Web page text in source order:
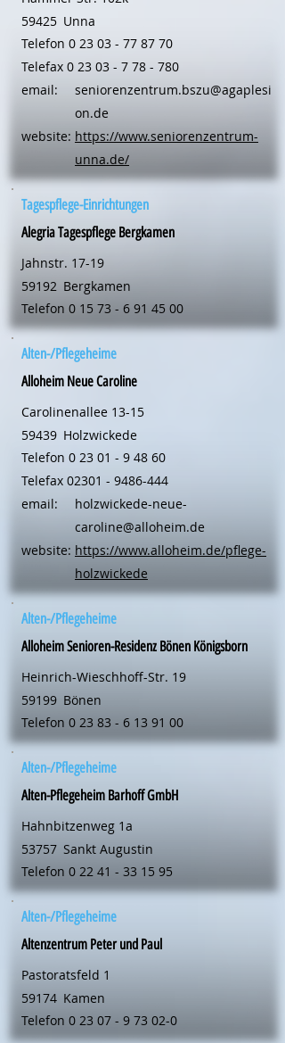
59425 Unna
Telefon 0 23 03 - 77 87 70
Telefax 0 23 03 - 7 78 - 780
email:
website:
seniorenzentrum.bszu@agaplesi
on.de
https://www.seniorenzentrum-
unna.de/
Tagespflege-Einrichtungen
Alegria Tagespflege Bergkamen
Jahnstr. 17-19
59192 Bergkamen
Telefon 0 15 73 - 6 91 45 00
Alten-/Pflegeheime
Alloheim Neue Caroline
Carolinenallee 13-15
59439 Holzwickede
Telefon 0 23 01 - 9 48 60
Telefax 02301 - 9486-444
email:
website:
holzwickede-neue-
caroline@alloheim.de
https://www.alloheim.de/pflege-
holzwickede
Alten-/Pflegeheime
Alloheim Senioren-Residenz Bönen Königsborn
Heinrich-Wieschhoff-Str. 19
59199 Bönen
Telefon 0 23 83 - 6 13 91 00
Alten-/Pflegeheime
Alten-Pflegeheim Barhoff GmbH
Hahnbitzenweg 1a
53757 Sankt Augustin
Telefon 0 22 41 - 33 15 95
Alten-/Pflegeheime
Altenzentrum Peter und Paul
Pastoratsfeld 1
59174 Kamen
Telefon 0 23 07 - 9 73 02-0